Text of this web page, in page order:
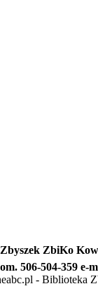
Zbyszek ZbiKo
506-504-359 e-
- Biblioteka